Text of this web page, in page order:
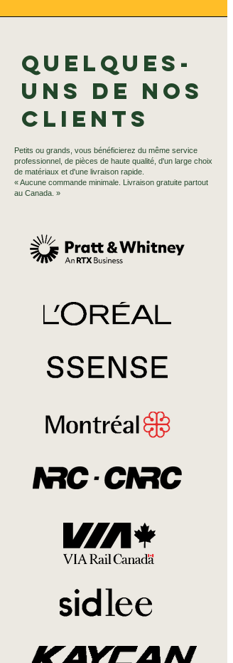
Quelques-
uns de nos
clients
Petits ou grands, vous bénéficierez du même service
professionnel, de pièces de haute qualité, d'un large choix
de matériaux et d'une livraison rapide.
« Aucune commande minimale. Livraison gratuite partout
au Canada. »